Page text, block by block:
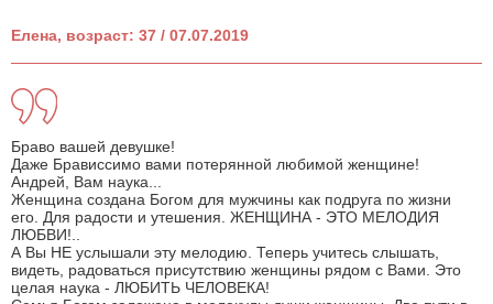
Елена, возраст: 37 / 07.07.2019
Браво вашей девушке!
Даже Брависсимо вами потерянной любимой женщине!
Андрей, Вам наука...
Женщина создана Богом для мужчины как подруга по жизни
его. Для радости и утешения. ЖЕНЩИНА - ЭТО МЕЛОДИЯ
ЛЮБВИ!..
А Вы НЕ услышали эту мелодию. Теперь учитесь слышать,
видеть, радоваться присутствию женщины рядом с Вами. Это
целая наука - ЛЮБИТЬ ЧЕЛОВЕКА!